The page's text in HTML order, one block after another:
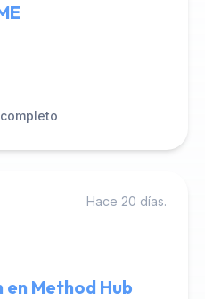
Hace 20 días.
Method Hub